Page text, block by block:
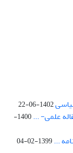
1402-06-22
علمی- ...
1400-
...
1399-02-04